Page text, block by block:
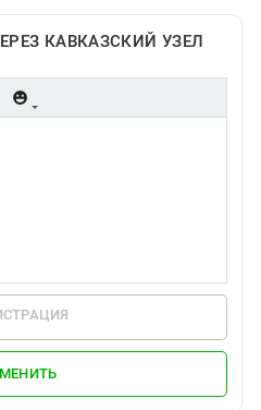
КАВКАЗСКИЙ УЗЕЛ